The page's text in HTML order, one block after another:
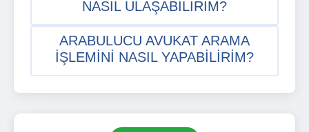
NASIL ULAŞABILIRIM?
ARABULUCU AVUKAT ARAMA
IŞLEMINI NASIL YAPABILIRIM?